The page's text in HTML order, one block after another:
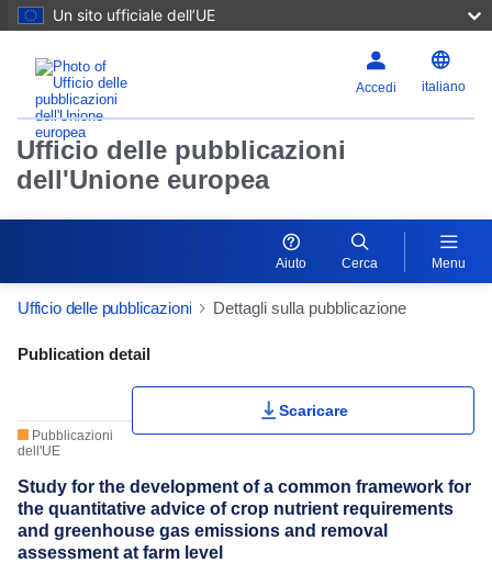
Un sito ufficiale dell’UE
Accedi italiano
Ufficio delle pubblicazioni
dell'Unione europea
Aiuto Cerca Menu
Ufficio delle pubblicazioni Dettagli sulla pubblicazione
Publication Detail Actions Portlet
Publication detail
Pubblicazioni
dell'UE
Scaricare
Study for the development of a common framework for
the quantitative advice of crop nutrient requirements
and greenhouse gas emissions and removal
assessment at farm level